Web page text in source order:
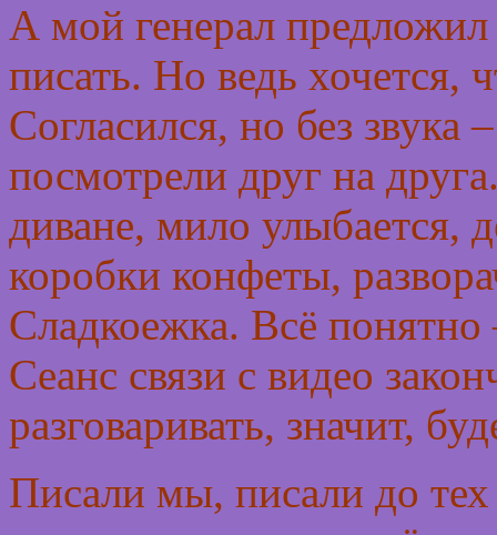
А мой генерал
писать. Но ведь хочется,
Согласился, но без
посмотрели друг на
диване, мило улыбается,
коробки конфеты,
Сладкоежка. Всё
Сеанс связи с видео
разговаривать, значит,
Писали мы, писали до